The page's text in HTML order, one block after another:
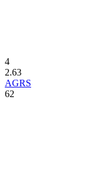
4
2.63
AGRS
62